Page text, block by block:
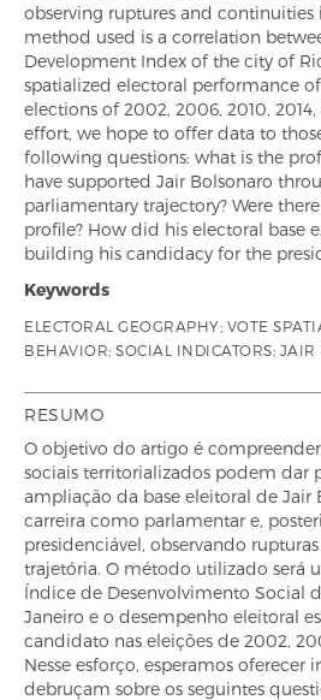
observing ruptures and continuities
method used is a correlation
Development Index of the city of
spatialized electoral performance
elections of 2002, 2006, 2010,
effort, we hope to offer data to
following questions: what is the
have supported Jair Bolsonaro
parliamentary trajectory? Were
profile? How did his electoral base
building his candidacy for the
Keywords
ELECTORAL GEOGRAPHY; VOTE
BEHAVIOR; SOCIAL INDICATORS;
RESUMO
O objetivo do artigo é
sociais territorializados podem dar
ampliação da base eleitoral de Jair
carreira como parlamentar e,
presidenciável, observando
trajetória. O método utilizado será
Índice de Desenvolvimento Social
Janeiro e o desempenho eleitoral
candidato nas eleições de 2002,
Nesse esforço, esperamos oferecer
debruçam sobre os seguintes